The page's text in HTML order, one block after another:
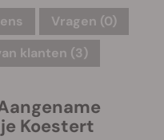
Vragen (0)
klanten (3)
Koestert